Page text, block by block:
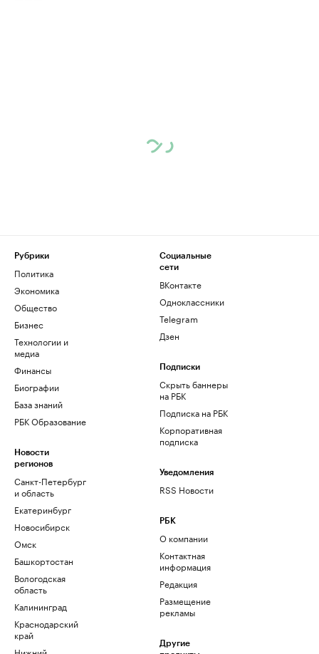
Рубрики
Политика
Экономика
Общество
Бизнес
Технологии и
медиа
Финансы
Биографии
База знаний
РБК Образование
Новости
регионов
Санкт-Петербург
и область
Екатеринбург
Новосибирск
Омск
Башкортостан
Вологодская
область
Калининград
Краснодарский
край
Социальные
сети
ВКонтакте
Одноклассники
Telegram
Дзен
Подписки
Скрыть баннеры
на РБК
Подписка на РБК
Корпоративная
подписка
Уведомления
RSS Новости
РБК
О компании
Контактная
информация
Редакция
Размещение
рекламы
Другие